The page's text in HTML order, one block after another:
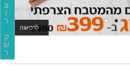
צ
ו
ר
ק
ש
ר
לרכישה
לאתר המשחקים